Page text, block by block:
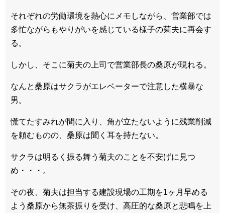
それぞれの労働環境を熱心にメモしながら、営業部では
多忙ながらもやりがいを感じている様子の菊夫に再会す
る。
しかし、そこに菊夫の上司で営業部長の桑原が現れる。
なんと桑原はサクラがエレベーターで注意した横暴な
男。
慌てたすみれが間に入り、角が立たないように残業削減
を頼むものの、桑原は聞く耳を持たない。
サクラは明るく振る舞う菊夫のことを不安げに見つ
め・・・。
その夜、菊夫は担当する建設現場の工期を1ヶ月早める
よう桑原から無茶振りを受け、高圧的な桑原と悲鳴を上